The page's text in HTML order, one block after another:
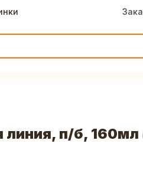
линия, п/б, 160мл